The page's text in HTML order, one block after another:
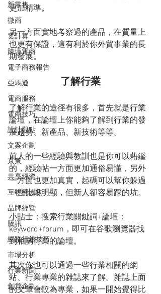
新零售
微商
雲計算
跨境電商
電子商務報告
亞馬遜
電商服務
電商技巧
設計觀點
文案企劃
京東
共享經濟
互聯網人物
品牌經營
騰訊
網路行銷技巧
市場分析
行業新聞
創意企劃
更加精準。
另一方面實地考察過的產品，在質量上
也更有保證，這有利於你外貿事業的長
期發展。
了解行業
了解行業的途徑有很多，首先就是行業
論壇，在論壇上你能夠了解到行業的發
展趨勢、新產品、新技術等等。
前人的一些經驗與教訓也是你可以藉鑑
的，經驗帖一方面更加通俗易懂，另外
一方面也更加真實，起碼可以幫你躲過
一些比較明顯，但新人卻容易踩的坑。
小貼士：搜索行業關鍵詞+論壇：
keyword+forum，即可在谷歌瀏覽器找
到相關行業的論壇。
其次你也可以通過一些行業相關的網
站、行業專業的雜誌來了解。雜誌上面
的文章會較為專業，如果一開始覺得比